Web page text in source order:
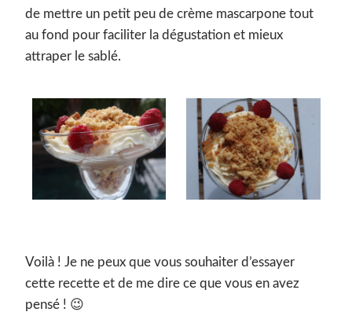
de mettre un petit peu de crème mascarpone tout
au fond pour faciliter la dégustation et mieux
attraper le sablé.
Voilà ! Je ne peux que vous souhaiter d’essayer
cette recette et de me dire ce que vous en avez
pensé ! 😉